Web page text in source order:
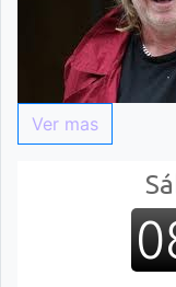
Ver mas